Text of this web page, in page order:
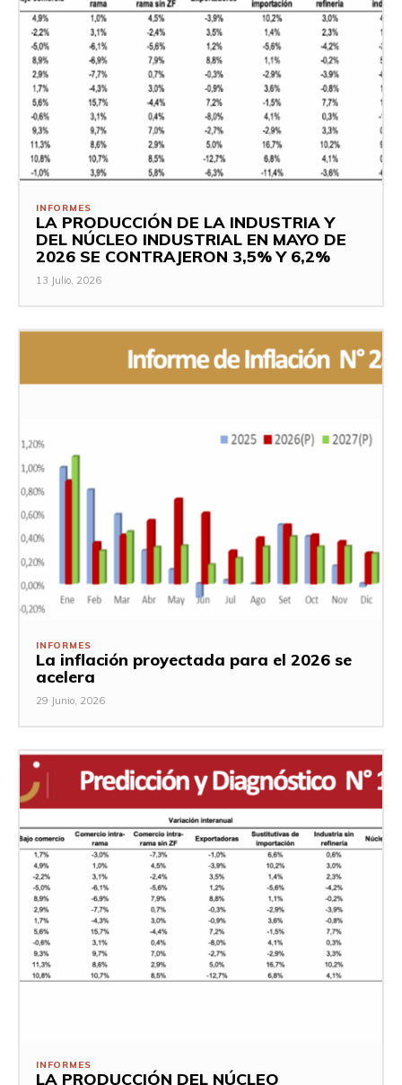
INFORMES
LA PRODUCCIÓN DE LA INDUSTRIA Y
DEL NÚCLEO INDUSTRIAL EN MAYO DE
2026 SE CONTRAJERON 3,5% Y 6,2%
13 Julio, 2026
INFORMES
La inflación proyectada para el 2026 se
acelera
29 Junio, 2026
INFORMES
LA PRODUCCIÓN DEL NÚCLEO